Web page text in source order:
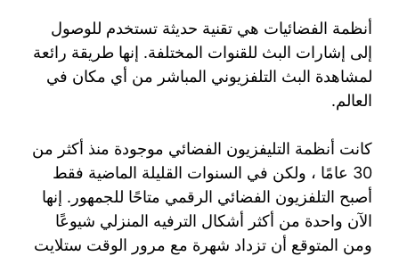
أنظمة الفضائيات هي تقنية حديثة تستخدم للوصول
إلى إشارات البث للقنوات المختلفة. إنها طريقة رائعة
لمشاهدة البث التلفزيوني المباشر من أي مكان في
العالم.
كانت أنظمة التليفزيون الفضائي موجودة منذ أكثر من
30 عامًا ، ولكن في السنوات القليلة الماضية فقط
أصبح التلفزيون الفضائي الرقمي متاحًا للجمهور. إنها
الآن واحدة من أكثر أشكال الترفيه المنزلي شيوعًا
ومن المتوقع أن تزداد شهرة مع مرور الوقت ستلايت